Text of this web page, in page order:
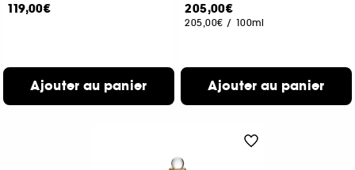
119,00€
Ajouter au panier
205,00€
205,00€ / 100ml
Ajouter au panier